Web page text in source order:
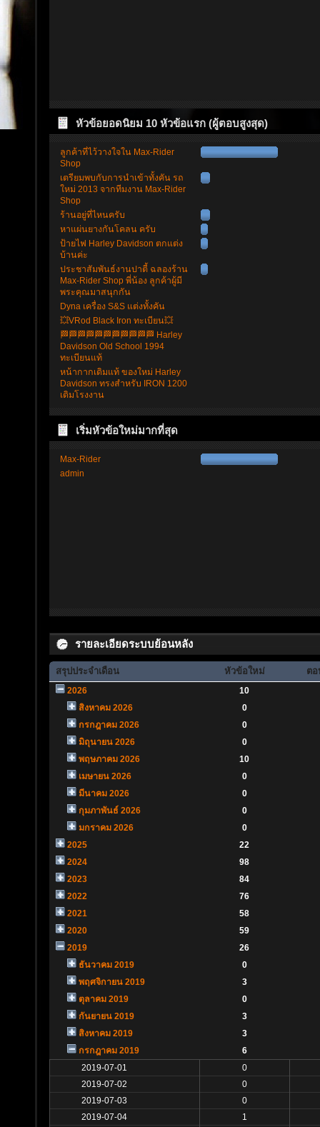
หัวข้อยอดนิยม 10 หัวข้อแรก (ผู้ตอบสูงสุด)
ลูกค้าที่ไว้วางใจใน Max-Rider
Shop
เตรียมพบกับการนำเข้าทั้งคัน รถ
ใหม่ 2013 จากทีมงาน Max-Rider
Shop
ร้านอยู่ที่ไหนครับ
หาแผ่นยางกันโคลน ครับ
ป้ายไฟ Harley Davidson ตกแต่ง
บ้านค่ะ
ประชาสัมพันธ์งานปาตี้ ฉลองร้าน
Max-Rider Shop พี่น้อง ลูกค้าผู้มี
พระคุณมาสนุกกัน
Dyna เครื่อง S&S แต่งทั้งคัน
💥VRod Black Iron ทะเบียน💥
🏁🏁🏁🏁🏁🏁🏁🏁🏁🏁🏁 Harley
Davidson Old School 1994
ทะเบียนแท้
หน้ากากเดิมแท้ ของใหม่ Harley
Davidson ทรงสำหรับ IRON 1200
เดิมโรงงาน
เริ่มหัวข้อใหม่มากที่สุด
Max-Rider
admin
รายละเอียดระบบย้อนหลัง
สรุปประจำเดือน หัวข้อใหม่ ตอ
2026
10
สิงหาคม 2026
0
กรกฎาคม 2026
0
มิถุนายน 2026
0
พฤษภาคม 2026
10
เมษายน 2026
0
มีนาคม 2026
0
กุมภาพันธ์ 2026
0
มกราคม 2026
0
2025
22
2024
98
2023
84
2022
76
2021
58
2020
59
2019
26
ธันวาคม 2019
0
พฤศจิกายน 2019
3
ตุลาคม 2019
0
กันยายน 2019
3
สิงหาคม 2019
3
กรกฎาคม 2019
6
2019-07-01
0
2019-07-02
0
2019-07-03
0
2019-07-04
1